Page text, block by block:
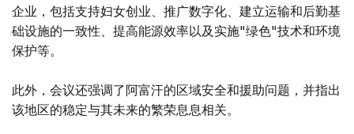
企业，包括支持妇女创业、推广数字化、建立运输和后勤基
础设施的一致性、提高能源效率以及实施"绿色"技术和环境
保护等。
此外，会议还强调了阿富汗的区域安全和援助问题，并指出
该地区的稳定与其未来的繁荣息息相关。